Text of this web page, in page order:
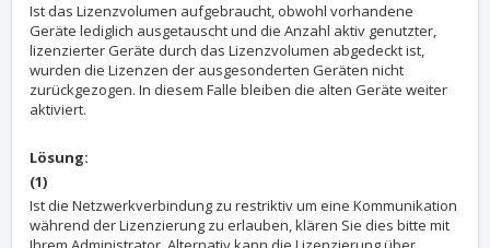
Ist das Lizenzvolumen aufgebraucht, obwohl vorhandene
Geräte lediglich ausgetauscht und die Anzahl aktiv genutzter,
lizenzierter Geräte durch das Lizenzvolumen abgedeckt ist,
wurden die Lizenzen der ausgesonderten Geräten nicht
zurückgezogen. In diesem Falle bleiben die alten Geräte weiter
aktiviert.
Lösung:
(1)
Ist die Netzwerkverbindung zu restriktiv um eine Kommunikation
während der Lizenzierung zu erlauben, klären Sie dies bitte mit